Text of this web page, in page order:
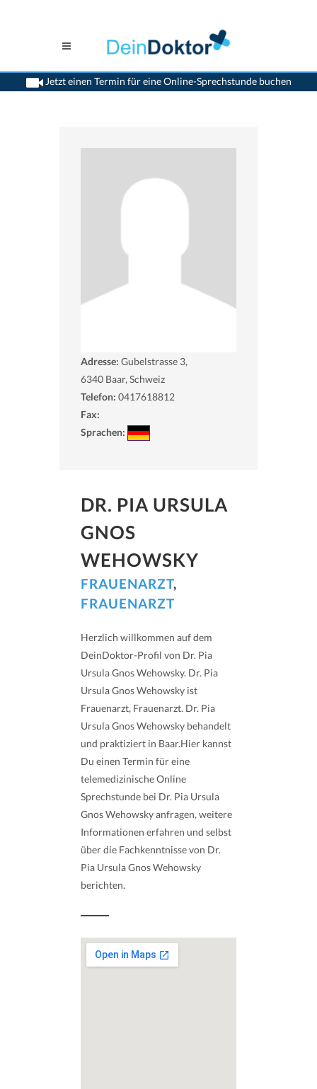
Jetzt einen Termin für eine Online-Sprechstunde buchen
>Frauenaerzte>Baar>Dr. Pia Ursula Gnos Wehowsky>Termin mit Dr. Pia-Ursula
Adresse: Gubelstrasse 3,
6340 Baar, Schweiz
Telefon: 0417618812
Fax:
Sprachen:
DR. PIA URSULA
GNOS
WEHOWSKY
FRAUENARZT,
FRAUENARZT
Herzlich willkommen auf dem
DeinDoktor-Profil von Dr. Pia
Ursula Gnos Wehowsky. Dr. Pia
Ursula Gnos Wehowsky ist
Frauenarzt, Frauenarzt. Dr. Pia
Ursula Gnos Wehowsky behandelt
und praktiziert in Baar.Hier kannst
Du einen Termin für eine
telemedizinische Online
Sprechstunde bei Dr. Pia Ursula
Gnos Wehowsky anfragen, weitere
Informationen erfahren und selbst
über die Fachkenntnisse von Dr.
Pia Ursula Gnos Wehowsky
berichten.